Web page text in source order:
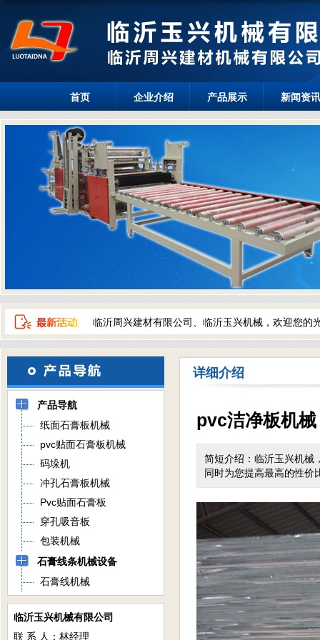
首页 企业介绍 产品展示 新闻资讯
临沂周兴建材有限公司、临沂玉兴机械，欢迎您的
产品导航
纸面石膏板机械
pvc贴面石膏板机械
码垛机
冲孔石膏板机械
Pvc贴面石膏板
穿孔吸音板
包装机械
石膏线条机械设备
石膏线机械
临沂玉兴机械有限公司
联 系 人：林经理
详细介绍
pvc洁净板机械
简短介绍：临沂玉兴机械
同时为您提高最高的性价